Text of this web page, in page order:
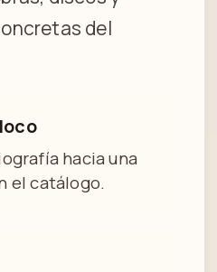
del
hacia una
el catálogo.